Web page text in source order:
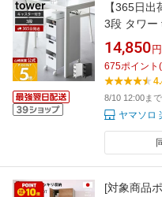
【365日
3段 タワー
ー付き ス
デスク リ
ラック
14,850 円
675ポイント (
8/10 12:00ま
ヤマソロ
[対象商品